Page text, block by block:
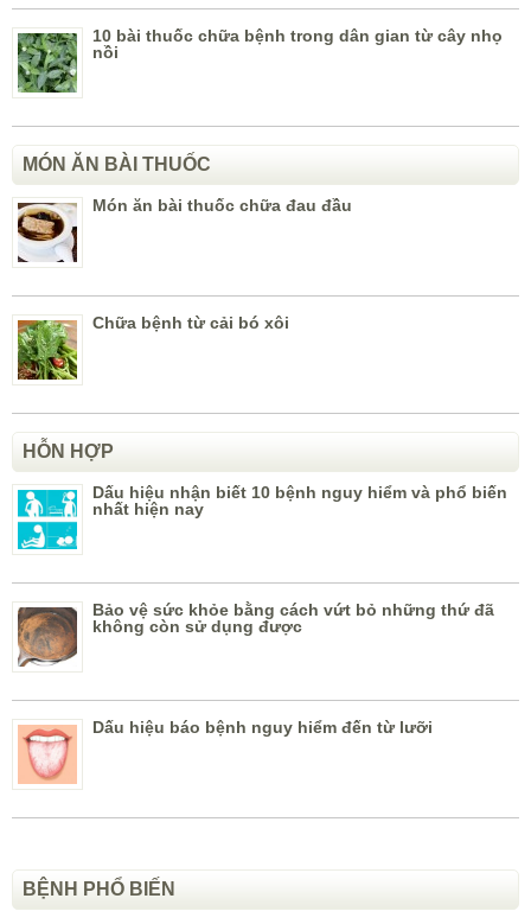
10 bài thuốc chữa bệnh trong dân gian từ cây nhọ
nồi
MÓN ĂN BÀI THUỐC
Món ăn bài thuốc chữa đau đầu
Chữa bệnh từ cải bó xôi
HỖN HỢP
Dấu hiệu nhận biết 10 bệnh nguy hiểm và phổ biến
nhất hiện nay
Bảo vệ sức khỏe bằng cách vứt bỏ những thứ đã
không còn sử dụng được
Dấu hiệu báo bệnh nguy hiểm đến từ lưỡi
BỆNH PHỔ BIẾN